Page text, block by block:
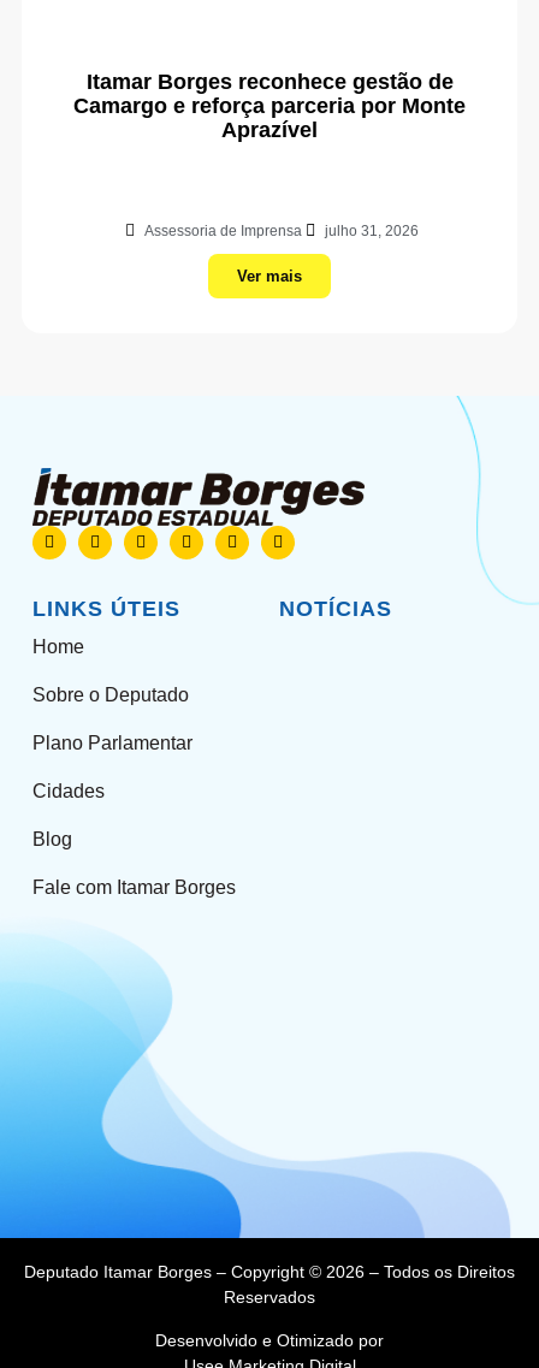
Itamar Borges reconhece gestão de
Camargo e reforça parceria por Monte
Aprazível
Assessoria de Imprensa julho 31, 2026
Ver mais
LINKS ÚTEIS
Home
Sobre o Deputado
Plano Parlamentar
Cidades
Blog
Fale com Itamar Borges
NOTÍCIAS
Deputado Itamar Borges – Copyright © 2026 – Todos os Direitos
Reservados
Desenvolvido e Otimizado por